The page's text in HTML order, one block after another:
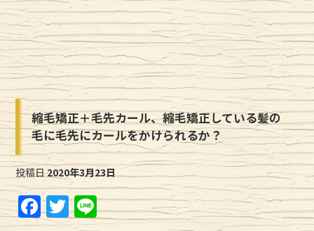
縮毛矯正＋毛先カール、縮毛矯正している髪の
毛に毛先にカールをかけられるか？
投稿日2020年3月23日
F T Li